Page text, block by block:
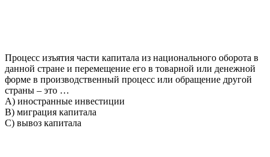
Процесс изъятия части капитала из национального оборота в
данной стране и перемещение его в товарной или денежной
форме в производственный процесс или обращение другой
страны – это …
A) иностранные инвестиции
B) миграция капитала
C) вывоз капитала